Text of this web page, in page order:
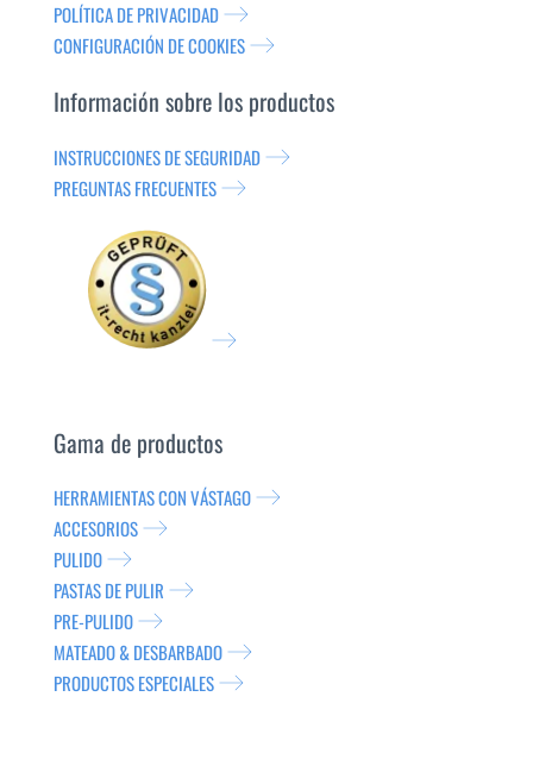
POLÍTICA DE PRIVACIDAD
CONFIGURACIÓN DE COOKIES
Información sobre los productos
INSTRUCCIONES DE SEGURIDAD
PREGUNTAS FRECUENTES
Gama de productos
HERRAMIENTAS CON VÁSTAGO
ACCESORIOS
PULIDO
PASTAS DE PULIR
PRE-PULIDO
MATEADO & DESBARBADO
PRODUCTOS ESPECIALES